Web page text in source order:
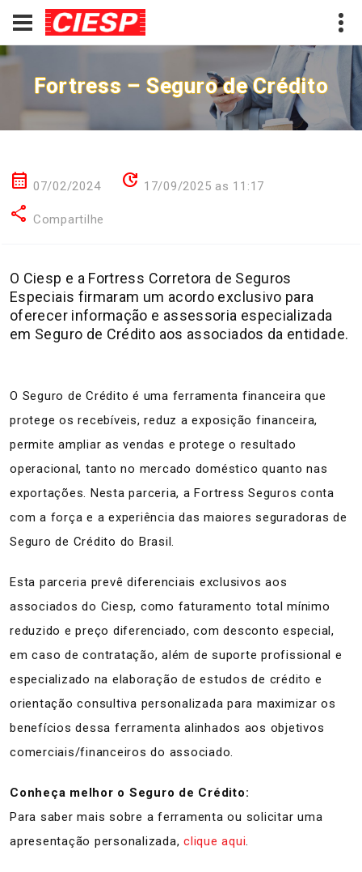
Fortress – Seguro de Crédito
calendar_month 07/02/2024 update 17/09/2025 as 11:17
share Compartilhe
O Ciesp e a Fortress Corretora de Seguros
Especiais firmaram um acordo exclusivo para
oferecer informação e assessoria especializada
em Seguro de Crédito aos associados da entidade.
O Seguro de Crédito é uma ferramenta financeira que
protege os recebíveis, reduz a exposição financeira,
permite ampliar as vendas e protege o resultado
operacional, tanto no mercado doméstico quanto nas
exportações. Nesta parceria, a Fortress Seguros conta
com a força e a experiência das maiores seguradoras de
Seguro de Crédito do Brasil.
Esta parceria prevê diferenciais exclusivos aos
associados do Ciesp, como faturamento total mínimo
reduzido e preço diferenciado, com desconto especial,
em caso de contratação, além de suporte profissional e
especializado na elaboração de estudos de crédito e
orientação consultiva personalizada para maximizar os
benefícios dessa ferramenta alinhados aos objetivos
comerciais/financeiros do associado.
Conheça melhor o Seguro de Crédito:
Para saber mais sobre a ferramenta ou solicitar uma
apresentação personalizada, clique aqui.